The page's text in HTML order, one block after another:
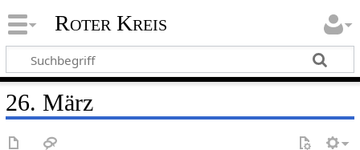
Roter Kreis
26. März